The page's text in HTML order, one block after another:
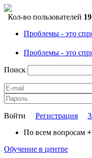
Кол-во пользователей
Проблемы - это
Проблемы - это
Поиск
Войти Регистрация
По всем вопросам
Обучение в центре